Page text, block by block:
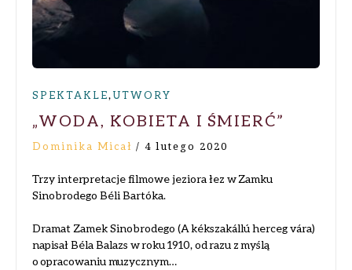
SPEKTAKLE,UTWORY
„WODA, KOBIETA I ŚMIERĆ”
Dominika Micał / 4 lutego 2020
Trzy interpretacje filmowe jeziora łez w Zamku
Sinobrodego Béli Bartóka.
Dramat Zamek Sinobrodego (A kékszakállú herceg vára)
napisał Béla Balazs w roku 1910, od razu z myślą
o opracowaniu muzycznym…